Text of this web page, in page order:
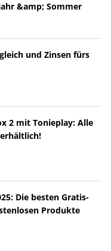
&amp; Sommer
und Zinsen fürs
2 mit Tonieplay: Alle
Die besten Gratis-
Produkte